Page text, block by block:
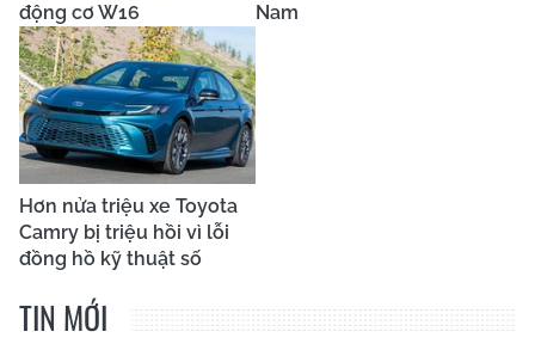
động cơ W16
Nam
Hơn nửa triệu xe Toyota
Camry bị triệu hồi vì lỗi
đồng hồ kỹ thuật số
TIN MỚI